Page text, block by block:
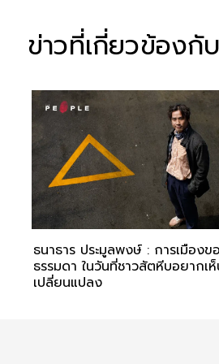
ข่าวที่เกี่ยวข้องกับ
ธนาธาร ประมูลพงษ์ : การเมืองข
ธรรมดา ในวันที่ชาวสัตหีบอยากเ
เปลี่ยนแปลง